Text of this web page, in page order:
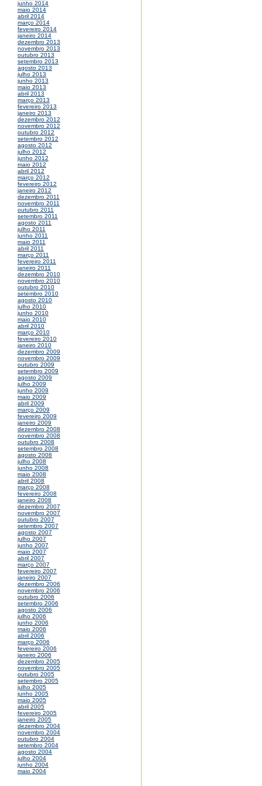
junho 2014
maio 2014
abril 2014
março 2014
fevereiro 2014
janeiro 2014
dezembro 2013
novembro 2013
outubro 2013
setembro 2013
agosto 2013
julho 2013
junho 2013
maio 2013
abril 2013
março 2013
fevereiro 2013
janeiro 2013
dezembro 2012
novembro 2012
outubro 2012
setembro 2012
agosto 2012
julho 2012
junho 2012
maio 2012
abril 2012
março 2012
fevereiro 2012
janeiro 2012
dezembro 2011
novembro 2011
outubro 2011
setembro 2011
agosto 2011
julho 2011
junho 2011
maio 2011
abril 2011
março 2011
fevereiro 2011
janeiro 2011
dezembro 2010
novembro 2010
outubro 2010
setembro 2010
agosto 2010
julho 2010
junho 2010
maio 2010
abril 2010
março 2010
fevereiro 2010
janeiro 2010
dezembro 2009
novembro 2009
outubro 2009
setembro 2009
agosto 2009
julho 2009
junho 2009
maio 2009
abril 2009
março 2009
fevereiro 2009
janeiro 2009
dezembro 2008
novembro 2008
outubro 2008
setembro 2008
agosto 2008
julho 2008
junho 2008
maio 2008
abril 2008
março 2008
fevereiro 2008
janeiro 2008
dezembro 2007
novembro 2007
outubro 2007
setembro 2007
agosto 2007
julho 2007
junho 2007
maio 2007
abril 2007
março 2007
fevereiro 2007
janeiro 2007
dezembro 2006
novembro 2006
outubro 2006
setembro 2006
agosto 2006
julho 2006
junho 2006
maio 2006
abril 2006
março 2006
fevereiro 2006
janeiro 2006
dezembro 2005
novembro 2005
outubro 2005
setembro 2005
julho 2005
junho 2005
maio 2005
abril 2005
fevereiro 2005
janeiro 2005
dezembro 2004
novembro 2004
outubro 2004
setembro 2004
agosto 2004
julho 2004
junho 2004
maio 2004